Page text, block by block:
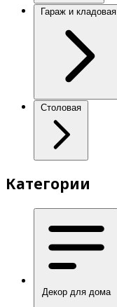
Гараж и кладовая
Столовая
Категории
Декор для дома